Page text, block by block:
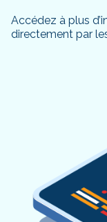
Accédez à plus
directement par